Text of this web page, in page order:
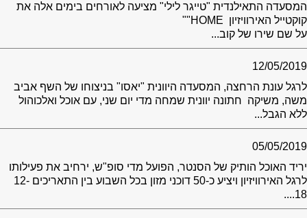
המסעדה התאילנדית "טייגר לילי" מציעה לאורחים בימים אלה את
קוקטייל האירוויזיון HOME""
על שם שירו של קוב...
12/05/2019
לרגל עונת הרחצה, המסעדה היוונית "יאסו" בניצוחו של השף אביב
משה, משיקה חתונה יוונית שמחה מדי יום שני, עם אוכל ואלכוהול
ללא הגבל...
05/05/2019
יריד האוכל הותיק של הסנטר, הפועל מדי סופ"ש, ירחיב את פעילותו
לרגל האירוויזיון ויציע כ-50 דוכני מזון בכל השבוע בין התאריכים 12-
18....